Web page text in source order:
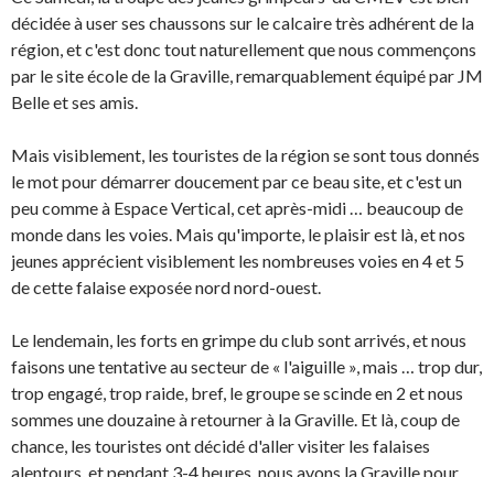
décidée à user ses chaussons sur le calcaire très adhérent de la
région, et c'est donc tout naturellement que nous commençons
par le site école de la Graville, remarquablement équipé par JM
Belle et ses amis.
Mais visiblement, les touristes de la région se sont tous donnés
le mot pour démarrer doucement par ce beau site, et c'est un
peu comme à Espace Vertical, cet après-midi … beaucoup de
monde dans les voies. Mais qu'importe, le plaisir est là, et nos
jeunes apprécient visiblement les nombreuses voies en 4 et 5
de cette falaise exposée nord nord-ouest.
Le lendemain, les forts en grimpe du club sont arrivés, et nous
faisons une tentative au secteur de « l'aiguille », mais … trop dur,
trop engagé, trop raide, bref, le groupe se scinde en 2 et nous
sommes une douzaine à retourner à la Graville. Et là, coup de
chance, les touristes ont décidé d'aller visiter les falaises
alentours, et pendant 3-4 heures, nous avons la Graville pour